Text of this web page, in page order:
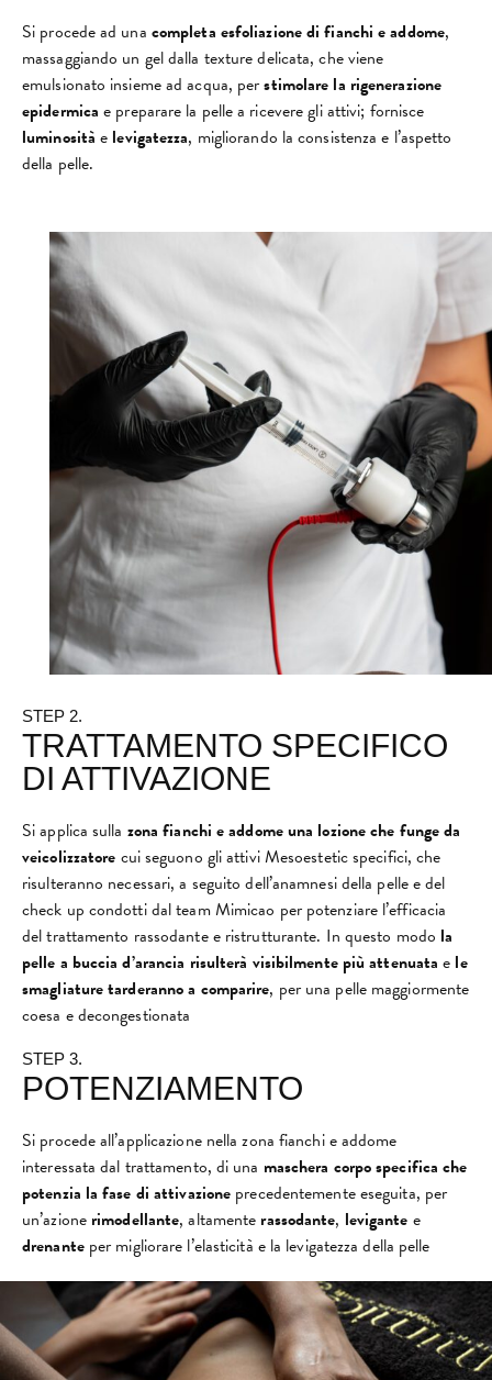
Si procede ad una completa esfoliazione di fianchi e addome,
massaggiando un gel dalla texture delicata, che viene
emulsionato insieme ad acqua, perstimolare la rigenerazione
epidermica e preparare la pelle a ricevere gli attivi; fornisce
luminosità e levigatezza, migliorando la consistenza e l’aspetto
della pelle.
STEP 2.
TRATTAMENTO SPECIFICO
DI ATTIVAZIONE
Si applica sulla zona fianchi e addome una lozione che funge da
veicolizzatore cui seguono gli attivi Mesoestetic specifici, che
risulteranno necessari, a seguito dell’anamnesi della pelle e del
check up condotti dal team Mimicao per potenziare l’efficacia
del trattamento rassodante e ristrutturante. In questo modo la
pelle a buccia d’arancia risulterà visibilmente più attenuata e le
smagliature tarderanno a comparire, per una pelle maggiormente
coesa e decongestionata
STEP 3.
POTENZIAMENTO
Si procede all’applicazione nella zona fianchi e addome
interessata dal trattamento, di una maschera corpo specifica che
potenzia la fase di attivazione precedentemente eseguita, per
un’azione rimodellante, altamente rassodante, levigante e
drenanteper migliorare l’elasticità e la levigatezza della pelle